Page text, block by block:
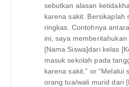
sebutkan alasan
karena sakit. Bersikaplah
ringkas. Contohnya
ini, saya
[Nama Siswa]dari kelas
masuk sekolah pada
karena sakit.” or “Melalui
orang tua/wali murid dari